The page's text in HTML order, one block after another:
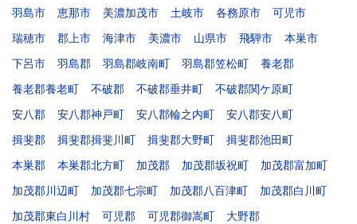
羽島市
恵那市 美濃加茂市 土岐市 各務原市
可児市
瑞穂市
郡上市 海津市 美濃市 山県市 飛騨市
本巣市
下呂市
羽島郡 羽島郡岐南町 羽島郡笠松町
養老郡
養老郡養老町
不破郡 不破郡垂井町
不破郡関ケ原町
安八郡
安八郡神戸町 安八郡輪之内町
安八郡安八町
揖斐郡
揖斐郡揖斐川町 揖斐郡大野町
揖斐郡池田町
本巣郡
本巣郡北方町 加茂郡 加茂郡坂祝町
加茂郡富加町
加茂郡川辺町
加茂郡七宗町 加茂郡八百津町
加茂郡白川町
加茂郡東白川村
可児郡 可児郡御嵩町
大野郡